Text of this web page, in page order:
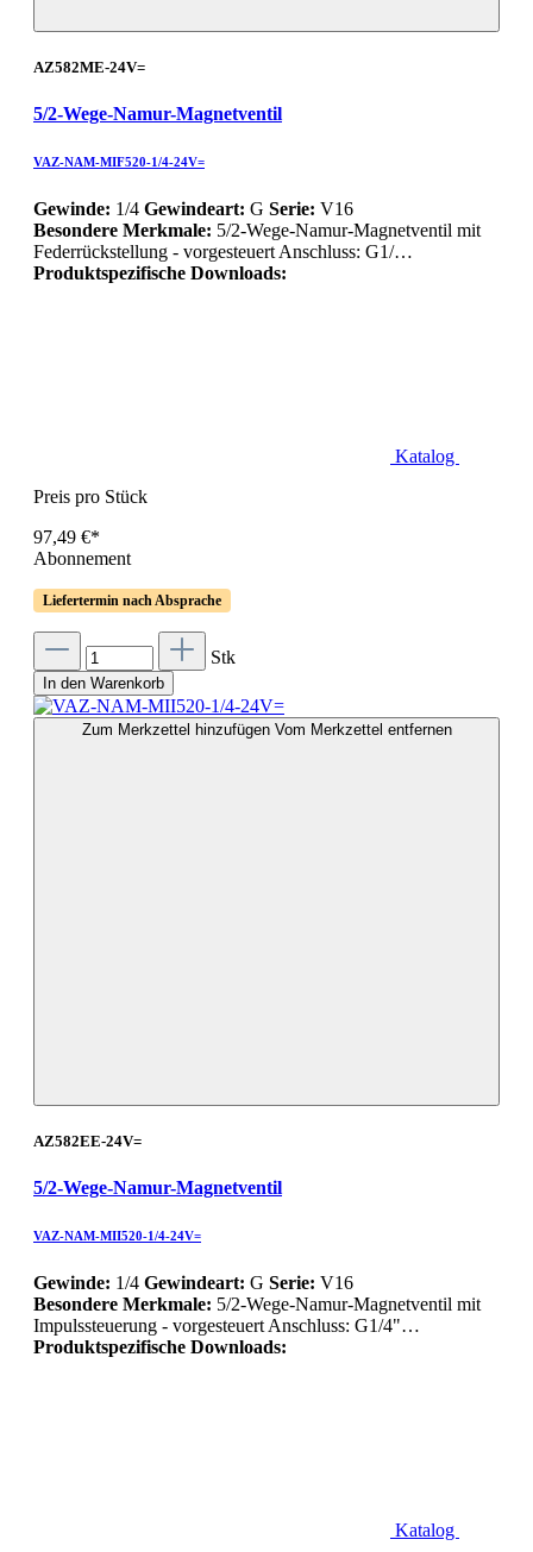
AZ582ME-24V=
5/2-Wege-Namur-Magnetventil
VAZ-NAM-MIF520-1/4-24V=
Gewinde: 1/4 Gewindeart: G Serie: V16
Besondere Merkmale: 5/2-Wege-Namur-Magnetventil mit
Federrückstellung - vorgesteuert Anschluss: G1/…
Produktspezifische Downloads:
Katalog
Preis pro Stück
97,49 €*
Abonnement
Liefertermin nach Absprache
Stk
In den Warenkorb
Zum Merkzettel hinzufügen Vom Merkzettel entfernen
AZ582EE-24V=
5/2-Wege-Namur-Magnetventil
VAZ-NAM-MII520-1/4-24V=
Gewinde: 1/4 Gewindeart: G Serie: V16
Besondere Merkmale: 5/2-Wege-Namur-Magnetventil mit
Impulssteuerung - vorgesteuert Anschluss: G1/4"…
Produktspezifische Downloads:
Katalog